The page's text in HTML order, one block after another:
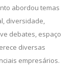
abordou temas
diversidade,
debates, espaço
diversas
empresários.